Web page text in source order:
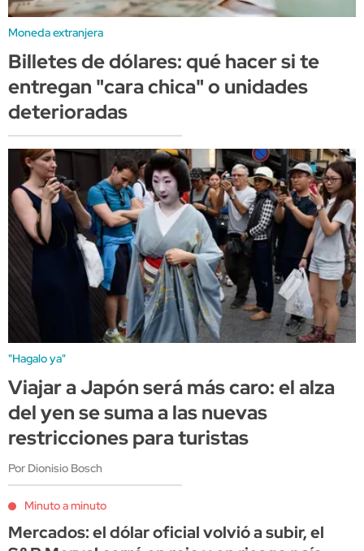
Moneda extranjera
Billetes de dólares: qué hacer si te
entregan "cara chica" o unidades
deterioradas
"Hagalo ya"
Viajar a Japón será más caro: el alza
del yen se suma a las nuevas
restricciones para turistas
Por Dionisio Bosch
Minuto a minuto
Mercados: el dólar oficial volvió a subir, el